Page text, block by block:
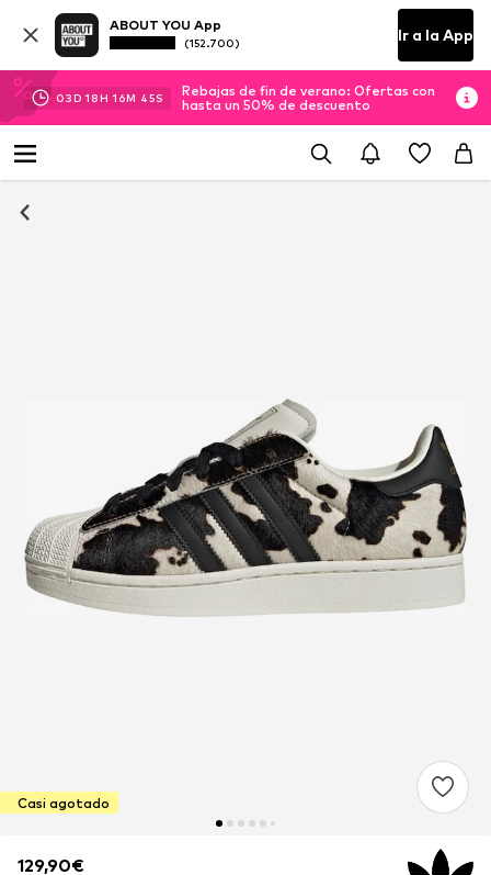
ABOUT YOU App
(152.700) Ir a la App
03D 18H 16M 45S
Rebajas de fin de verano: Ofertas con
hasta un 50% de descuento
Casi agotado
129,90€
129,90€